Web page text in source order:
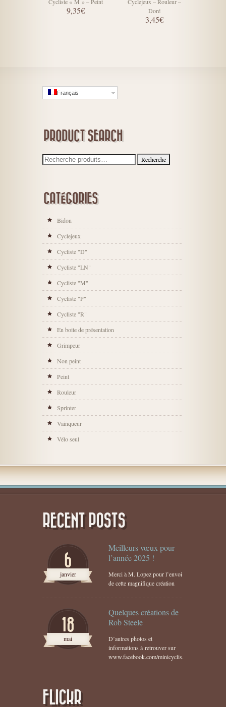
9,35€
Doré
3,45€
Français
PRODUCT SEARCH
CATÉGORIES
Bidon
Cyclejeux
Cycliste "D"
Cycliste "LN"
Cycliste "M"
Cycliste "P"
Cycliste "R"
En boite de présentation
Grimpeur
Non peint
Peint
Rouleur
Sprinter
Vainqueur
Vélo seul
RECENT POSTS
6
janvier
Meilleurs vœux pour
l’année 2025 !
Merci à M. Lopez pour l’envoi
de cette magnifique création
18
mai
Quelques créations de
Rob Steele
D’autres photos et
informations à retrouver sur
www.facebook.com/minicyclis...
FLICKR